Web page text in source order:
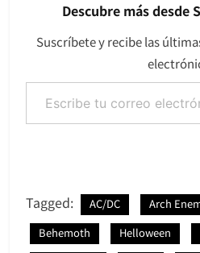
Descubre más desde
Suscríbete y recibe las
Escribe tu correo electrónico…
Tagged: AC/DC Arch
Behemoth
Helloween